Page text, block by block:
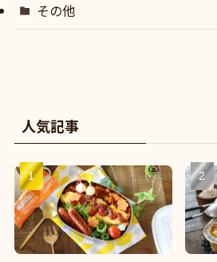
その他
人気記事